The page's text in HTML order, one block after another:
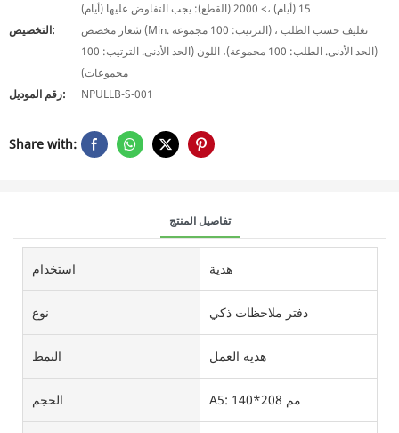
15 (أيام) ،> 2000 (القطع): يجب التفاوض عليها (أيام)
التخصيص:
شعار مخصص (Min. الترتيب: 100 مجموعة) ، تغليف حسب الطلب
(الحد الأدنى. الطلب: 100 مجموعة)، اللون (الحد الأدنى. الترتيب: 100
مجموعات)
رقم الموديل:
NPULLB-S-001
Share with:
تفاصيل المنتج
استخدام هدية
نوع دفتر ملاحظات ذكي
النمط هدية العمل
الحجم A5: 140*208 مم